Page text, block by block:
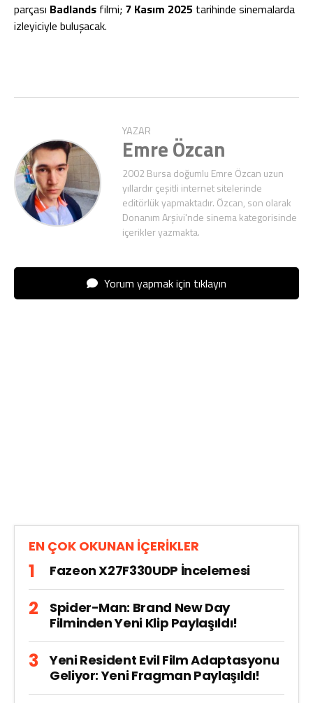
parçası Badlands filmi; 7 Kasım 2025 tarihinde sinemalarda
izleyiciyle buluşacak.
YAZAR
Emre Özcan
2002 Bursa doğumlu Emre Özcan uzun
yıllardır çeşitli internet sitelerinde
editörlük yapmaktadır. Özcan, son olarak
Donanım Arşivi'nde sinema kategorisinde
içerikler yazmakta.
Yorum yapmak için tıklayın
EN ÇOK OKUNAN İÇERİKLER
Fazeon X27F330UDP İncelemesi
Spider-Man: Brand New Day
Filminden Yeni Klip Paylaşıldı!
Yeni Resident Evil Film Adaptasyonu
Geliyor: Yeni Fragman Paylaşıldı!